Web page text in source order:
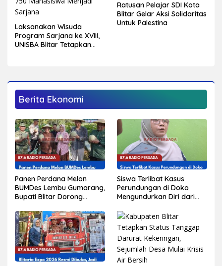
Laksanakan Wisuda
Program Sarjana ke XVIII,
UNISBA Blitar Tetapkan
Ratusan Pelajar SDI Kota
Blitar Gelar Aksi Solidaritas
Untuk Palestina
Berita Ekonomi
Panen Perdana Melon
BUMDes Lembu Gumarang,
Bupati Blitar Dorong
Melon Unggulan
Siswa Terlibat Kasus
Perundungan di Doko
Mengundurkan Diri dari
Pernah Terjadi
Sebelumnya